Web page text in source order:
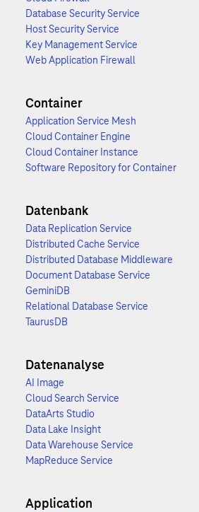
Database Security Service
Host Security Service
Key Management Service
Web Application Firewall
Container
Application Service Mesh
Cloud Container Engine
Cloud Container Instance
Software Repository for Container
Datenbank
Data Replication Service
Distributed Cache Service
Distributed Database Middleware
Document Database Service
GeminiDB
Relational Database Service
TaurusDB
Datenanalyse
AI Image
Cloud Search Service
DataArts Studio
Data Lake Insight
Data Warehouse Service
MapReduce Service
Application